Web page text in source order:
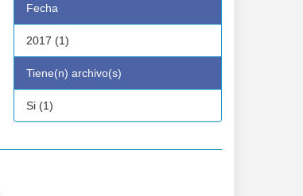
Fecha
2017 (1)
Tiene(n) archivo(s)
Si (1)